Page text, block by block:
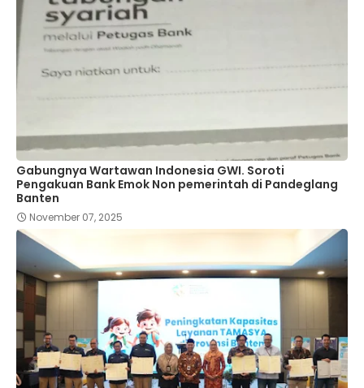
Gabungnya Wartawan Indonesia GWI. Soroti
Pengakuan Bank Emok Non pemerintah di Pandeglang
Banten
November 07, 2025